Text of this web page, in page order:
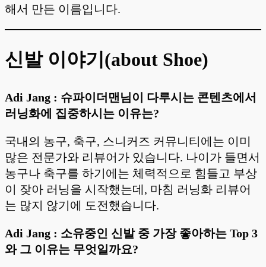
해서 만든 이름입니다.
신발 이야기(about Shoe)
Adi Jang : 슈파이더맨님이 다루시는 콘텐츠에서
러닝화에 집중하시는 이유는?
국내의 농구, 축구, 스니커즈 커뮤니티에는 이미
많은 전문가와 리뷰어가 있습니다. 나이가 들면서
농구나 축구를 하기에는 체력적으로 힘들고 부상
이 잦아 러닝을 시작했는데, 마침 러닝화 리뷰어
는 많지 않기에 도전했습니다.
Adi Jang : 소유중인 신발 중 가장 좋아하는 Top 3
와 그 이유는 무엇일까요?